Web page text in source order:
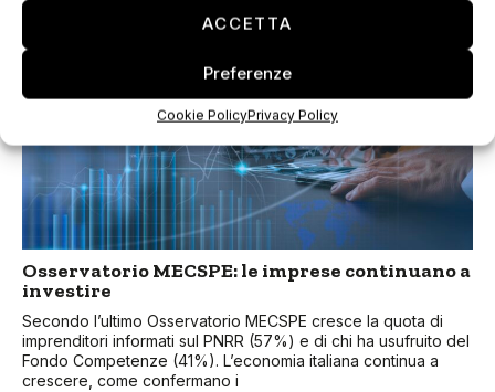
ACCETTA
Preferenze
Cookie PolicyPrivacy Policy
Osservatorio MECSPE: le imprese continuano a
investire
Secondo l’ultimo Osservatorio MECSPE cresce la quota di
imprenditori informati sul PNRR (57%) e di chi ha usufruito del
Fondo Competenze (41%). L’economia italiana continua a
crescere, come confermano i